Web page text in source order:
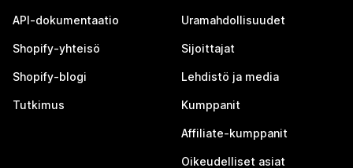
API-dokumentaatio
Shopify-yhteisö
Shopify-blogi
Tutkimus
Uramahdollisuudet
Sijoittajat
Lehdistö ja media
Kumppanit
Affiliate-kumppanit
Oikeudelliset asiat